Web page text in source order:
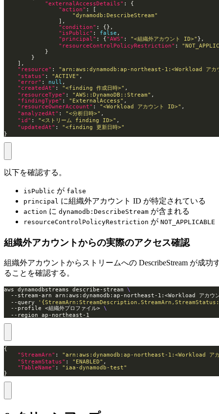
"externalAccessDetails"
"action"
"dynamodb:DescribeStream"
"condition"
"isPublic" : false
"principal" : { "AWS" : "<組織外アカウント ID>"
"resourceControlPolicyRestriction" :
"resource" : "arn:aws:dynamodb:ap-northeast-1:<Workload アカ
"status" : "ACTIVE"
"error" : null
"createdAt" : "<finding 作成日時>"
"resourceType" : "AWS::DynamoDB::Stream"
"findingType" : "ExternalAccess"
"resourceOwnerAccount" : "<Workload アカウント ID>"
"analyzedAt" : "<分析日時>"
"id" : "<ストリーム finding ID>"
"updatedAt" : "<finding 更新日時>"
}
以下を確認する。
isPublic が false
principal に組織外アカウント ID が特定されている
action に dynamodb:DescribeStream が含まれる
resourceControlPolicyRestriction が NOT_APPLICABLE
組織外アカウントからの実際のアクセス確認
組織外アカウントからストリームへの DescribeStream が成功
ることを確認する。
aws dynamodbstreams describe-stream
--stream-arn arn:aws:dynamodb:ap-northeast-1:<Workload アカウ
  --query
  --profile <組織外プロファイル>
  --region ap-northeast-1
"StreamArn" : "arn:aws:dynamodb:ap-northeast-1:<Workload ア
"StreamStatus" : "ENABLED"
"TableName" : "iaa-dynamodb-test"
}